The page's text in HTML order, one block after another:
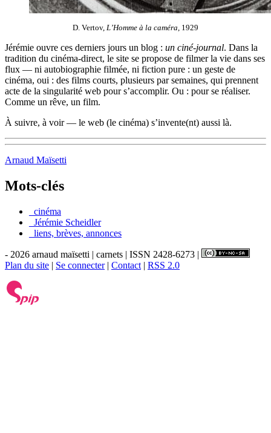
D. Vertov, L’Homme à la caméra, 1929
Jérémie ouvre ces derniers jours un blog : un ciné-journal. Dans la
tradition du cinéma-direct, le site se propose de filmer la vie dans ses
flux — ni autobiographie filmée, ni fiction pure : un geste de
cinéma, oui : des films courts, plusieurs par semaines, qui prennent
acte de la singularité web pour s’accomplir. Ou : pour se réaliser.
Comme un rêve, un film.
À suivre, à voir — le web (le cinéma) s’invente(nt) aussi là.
Arnaud Maïsetti
Mots-clés
_cinéma
_Jérémie Scheidler
_liens, brèves, annonces
- 2026 arnaud maïsetti | carnets | ISSN 2428-6273 |
Plan du site | Se connecter| Contact | RSS 2.0